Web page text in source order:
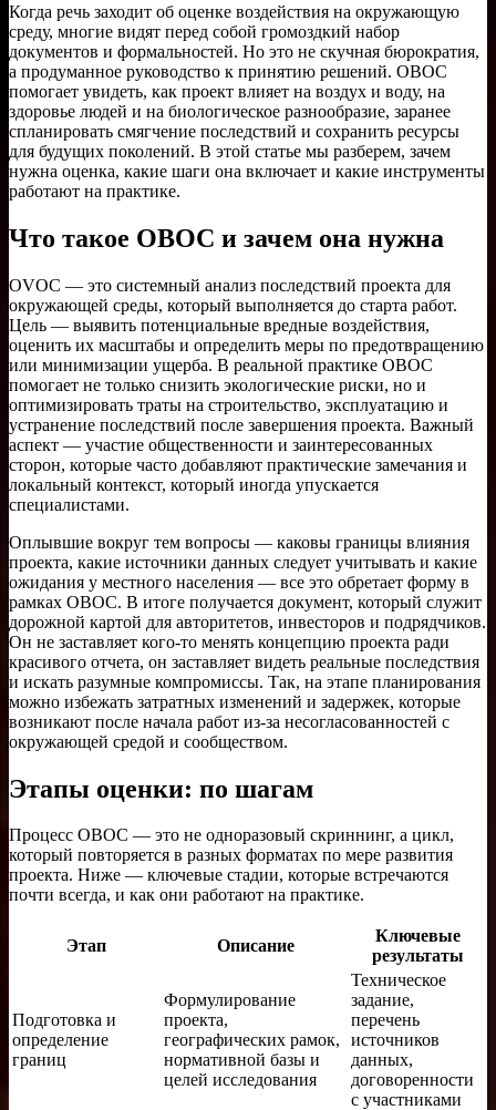
Когда речь заходит об оценке воздействия на окружающую
среду, многие видят перед собой громоздкий набор
документов и формальностей. Но это не скучная бюрократия,
а продуманное руководство к принятию решений. ОВОС
помогает увидеть, как проект влияет на воздух и воду, на
здоровье людей и на биологическое разнообразие, заранее
спланировать смягчение последствий и сохранить ресурсы
для будущих поколений. В этой статье мы разберем, зачем
нужна оценка, какие шаги она включает и какие инструменты
работают на практике.
Что такое ОВОС и зачем она нужна
OVОС — это системный анализ последствий проекта для
окружающей среды, который выполняется до старта работ.
Цель — выявить потенциальные вредные воздействия,
оценить их масштабы и определить меры по предотвращению
или минимизации ущерба. В реальной практике ОВОС
помогает не только снизить экологические риски, но и
оптимизировать траты на строительство, эксплуатацию и
устранение последствий после завершения проекта. Важный
аспект — участие общественности и заинтересованных
сторон, которые часто добавляют практические замечания и
локальный контекст, который иногда упускается
специалистами.
Оплывшие вокруг тем вопросы — каковы границы влияния
проекта, какие источники данных следует учитывать и какие
ожидания у местного населения — все это обретает форму в
рамках ОВОС. В итоге получается документ, который служит
дорожной картой для авторитетов, инвесторов и подрядчиков.
Он не заставляет кого-то менять концепцию проекта ради
красивого отчета, он заставляет видеть реальные последствия
и искать разумные компромиссы. Так, на этапе планирования
можно избежать затратных изменений и задержек, которые
возникают после начала работ из-за несогласованностей с
окружающей средой и сообществом.
Этапы оценки: по шагам
Процесс ОВОС — это не одноразовый скриннинг, а цикл,
который повторяется в разных форматах по мере развития
проекта. Ниже — ключевые стадии, которые встречаются
почти всегда, и как они работают на практике.
Этап Описание
Ключевые
результаты
Подготовка и
определение
границ
Формулирование
проекта,
географических рамок,
нормативной базы и
целей исследования
Техническое
задание,
перечень
источников
данных,
договоренности
с участниками